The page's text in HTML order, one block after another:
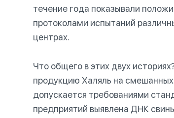
течение года показывали
протоколами испытаний
центрах.
Что общего в этих двух
продукцию Халяль на смешанных
допускается требованиями
предприятий выявлена ДНК